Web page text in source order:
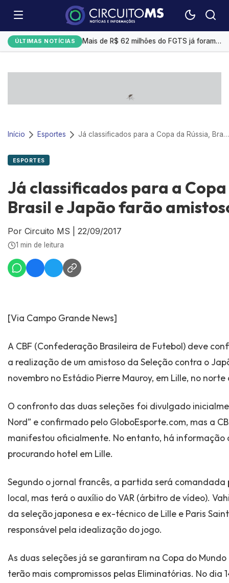
ÚLTIMAS NOTÍCIAS
Bitcoin opera em alta com cenário macroeconômico e avanços de empresas tech
Mais de R$ 62 milhões do FGTS já foram usados para quitar dívidas pelo Desenrola Brasil
Gerdau registra lucro de R$ 1,4 bilhões no 2° trimestre, alta de 69,7%
Início Esportes Já classificados para a Copa da Rússia, Brasil e Japão farão amistoso na França
ESPORTES
Já classificados para a Copa
Brasil e Japão farão
Por Circuito MS 22/09/2017
1 min de leitura
[Via Campo Grande News]
A CBF (Confederação Brasileira de Futebol) deve
a realização de um amistoso da Seleção contra o
novembro no Estádio Pierre Mauroy, em Lille, no
O confronto das duas seleções foi divulgado
Nord” e confirmado pelo GloboEsporte.com, mas a
manifestou oficialmente. No entanto, há informação
procurando hotel em Lille.
Segundo o jornal francês, a partida será
local, mas terá o auxílio do VAR (árbitro de vídeo).
da seleção japonesa e ex-técnico de Lille e Paris
responsável pela idealização do jogo.
As duas seleções já se garantiram na Copa do Mundo
terão mais compromissos pelas Eliminatórias. No dia